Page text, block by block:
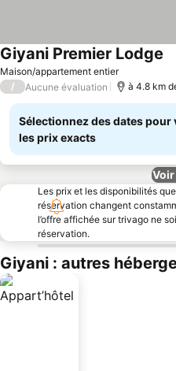
Maison/appartement entier
Giyani Premier Lodge
/ Aucune évaluation à 4.8 km
Sélectionnez des dates pour
les prix exacts
Les prix et les disponibilités
réservation changent
l’offre affichée sur trivago ne
réservation.
Giyani : autres